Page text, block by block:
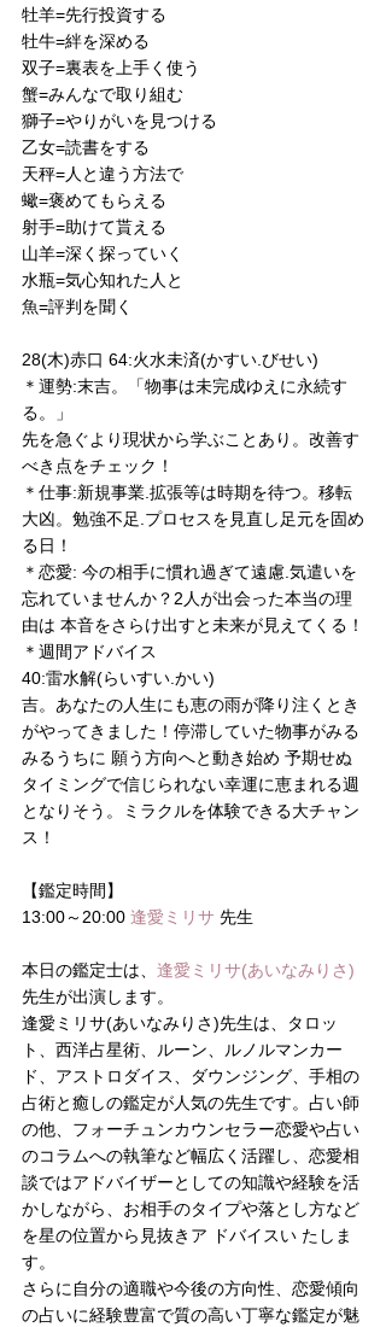
牡羊=先行投資する
牡牛=絆を深める
双子=裏表を上手く使う
蟹=みんなで取り組む
獅子=やりがいを見つける
乙女=読書をする
天秤=人と違う方法で
蠍=褒めてもらえる
射手=助けて貰える
山羊=深く探っていく
水瓶=気心知れた人と
魚=評判を聞く
28(木)赤口 64:火水未済(かすい.びせい)
＊運勢:末吉。「物事は未完成ゆえに永続す
る。」
先を急ぐより現状から学ぶことあり。改善す
べき点をチェック！
＊仕事:新規事業.拡張等は時期を待つ。移転
大凶。勉強不足.プロセスを見直し足元を固め
る日！
＊恋愛: 今の相手に慣れ過ぎて遠慮.気遣いを
忘れていませんか？2人が出会った本当の理
由は 本音をさらけ出すと未来が見えてくる！
＊週間アドバイス
40:雷水解(らいすい.かい)
吉。あなたの人生にも恵の雨が降り注くとき
がやってきました！停滞していた物事がみる
みるうちに 願う方向へと動き始め 予期せぬ
タイミングで信じられない幸運に恵まれる週
となりそう。ミラクルを体験できる大チャン
ス！
【鑑定時間】
13:00～20:00 逢愛ミリサ 先生
本日の鑑定士は、 逢愛ミリサ(あいなみりさ)
先生が出演します。
逢愛ミリサ(あいなみりさ)先生は、タロッ
ト、西洋占星術、ルーン、ルノルマンカー
ド、アストロダイス、ダウンジング、手相の
占術と癒しの鑑定が人気の先生です。占い師
の他、フォーチュンカウンセラー恋愛や占い
のコラムへの執筆など幅広く活躍し、恋愛相
談ではアドバイザーとしての知識や経験を活
かしながら、お相手のタイプや落とし方など
を星の位置から見抜きア ドバイスい たしま
す。
さらに自分の適職や今後の方向性、恋愛傾向
の占いに経験豊富で質の高い丁寧な鑑定が魅